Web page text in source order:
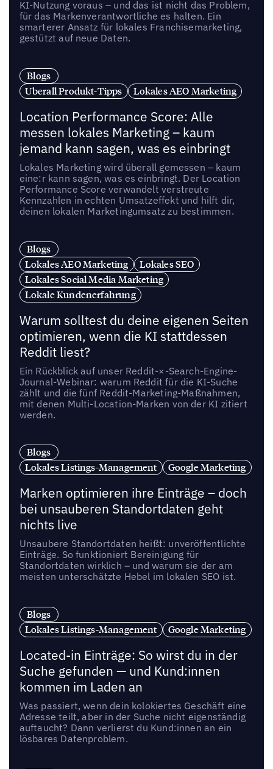
KI-Nutzung voraus – und das ist nicht das Problem,
für das Markenverantwortliche es halten. Ein
smarterer Ansatz für lokales Franchisemarketing,
gestützt auf neue Daten.
Blogs
Uberall Produkt-Tipps
Lokales AEO Marketing
Location Performance Score: Alle
messen lokales Marketing – kaum
jemand kann sagen, was es einbringt
Lokales Marketing wird überall gemessen – kaum
eine:r kann sagen, was es einbringt. Der Location
Performance Score verwandelt verstreute
Kennzahlen in echten Umsatzeffekt und hilft dir,
deinen lokalen Marketingumsatz zu bestimmen.
Blogs
Lokales AEO Marketing
Lokales SEO
Lokales Social Media Marketing
Lokale Kundenerfahrung
Warum solltest du deine eigenen Seiten
optimieren, wenn die KI stattdessen
Reddit liest?
Ein Rückblick auf unser Reddit-×-Search-Engine-
Journal-Webinar: warum Reddit für die KI-Suche
zählt und die fünf Reddit-Marketing-Maßnahmen,
mit denen Multi-Location-Marken von der KI zitiert
werden.
Blogs
Lokales Listings-Management
Google Marketing
Marken optimieren ihre Einträge – doch
bei unsauberen Standortdaten geht
nichts live
Unsaubere Standortdaten heißt: unveröffentlichte
Einträge. So funktioniert Bereinigung für
Standortdaten wirklich – und warum sie der am
meisten unterschätzte Hebel im lokalen SEO ist.
Blogs
Lokales Listings-Management
Google Marketing
Located-in Einträge: So wirst du in der
Suche gefunden — und Kund:innen
kommen im Laden an
Was passiert, wenn dein kolokiertes Geschäft eine
Adresse teilt, aber in der Suche nicht eigenständig
auftaucht? Dann verlierst du Kund:innen an ein
lösbares Datenproblem.